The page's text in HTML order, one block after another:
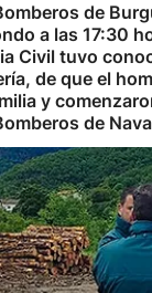
de
a las 17:30
Civil tuvo
de que el
y
de